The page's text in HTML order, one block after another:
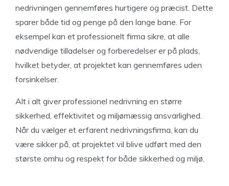
nedrivningen gennemføres hurtigere og præcist. Dette
sparer både tid og penge på den lange bane. For
eksempel kan et professionelt firma sikre, at alle
nødvendige tilladelser og forberedelser er på plads,
hvilket betyder, at projektet kan gennemføres uden
forsinkelser.
Alt i alt giver professionel nedrivning en større
sikkerhed, effektivitet og miljømæssig ansvarlighed.
Når du vælger et erfarent nedrivningsfirma, kan du
være sikker på, at projektet vil blive udført med den
største omhu og respekt for både sikkerhed og miljø.